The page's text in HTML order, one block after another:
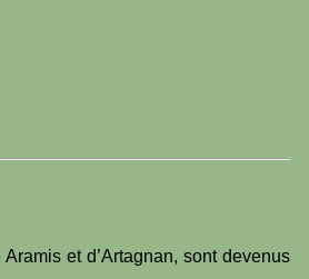
et d’Artagnan, sont devenus